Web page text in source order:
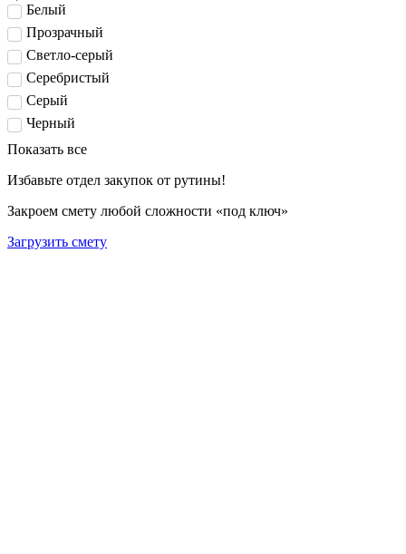
Белый
Прозрачный
Светло-серый
Серебристый
Серый
Черный
Показать все
Избавьте отдел закупок от рутины!
Закроем смету любой сложности «под ключ»
Загрузить смету